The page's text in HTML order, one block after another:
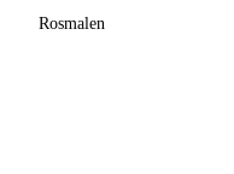
Rosmalen